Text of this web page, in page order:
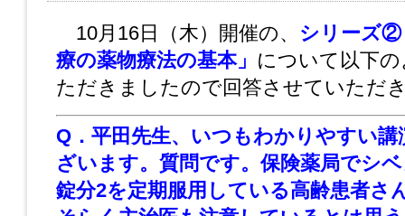
10月16日（木）開催の、 シリーズ②
療の薬物療法の基本」 について以下
ただきましたので回答させていただ
Q．平田先生、いつもわかりやすい
ざいます。 質問です。保険薬局でシ
錠分2を定期服用している高齢患者さ